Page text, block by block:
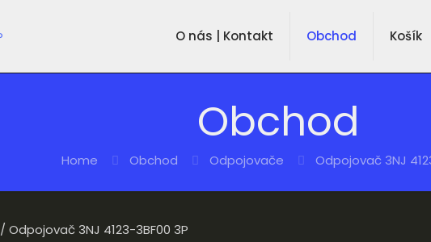
O nás | Kontakt Obchod Košík
Obchod
Home Obchod Odpojovače Odpojovač 3NJ
/ Odpojovač 3NJ 4123-3BF00 3P